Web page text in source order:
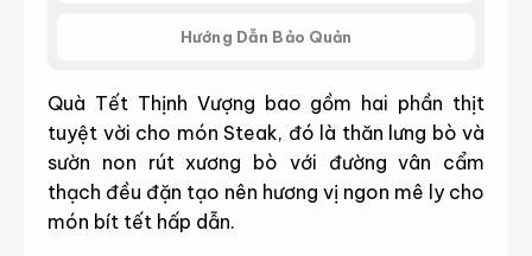
Hướng Dẫn Bảo Quản
Quà Tết Thịnh Vượng bao gồm hai phần thịt
tuyệt vời cho món Steak, đó là thăn lưng bò và
sườn non rút xương bò với đường vân cẩm
thạch đều đặn tạo nên hương vị ngon mê ly cho
món bít tết hấp dẫn.